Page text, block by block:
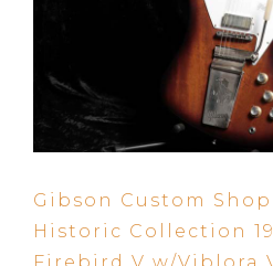
Gibson Custom Shop
Historic Collection